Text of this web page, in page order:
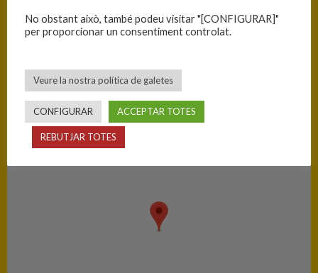
C.B. Sant Narcís 55
PISTA
Blanes - Ciutat Esportiva Blanes
No obstant això, també podeu visitar "[CONFIGURAR]"
per proporcionar un consentiment controlat.
Veure la nostra política de galetes
CONFIGURAR ACCEPTAR TOTES
REBUTJAR TOTES